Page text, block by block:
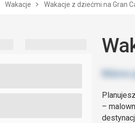
Wakacje Wakacje z dziećmi na Gran
–